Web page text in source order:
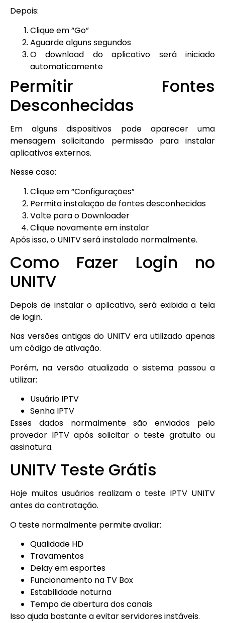
Depois:
Clique em “Go”
Aguarde alguns segundos
O download do aplicativo será iniciado
automaticamente
Permitir Fontes
Desconhecidas
Em alguns dispositivos pode aparecer uma
mensagem solicitando permissão para instalar
aplicativos externos.
Nesse caso:
Clique em “Configurações”
Permita instalação de fontes desconhecidas
Volte para o Downloader
Clique novamente em instalar
Após isso, o UNITV será instalado normalmente.
Como Fazer Login no
UNITV
Depois de instalar o aplicativo, será exibida a tela
de login.
Nas versões antigas do UNITV era utilizado apenas
um código de ativação.
Porém, na versão atualizada o sistema passou a
utilizar:
Usuário IPTV
Senha IPTV
Esses dados normalmente são enviados pelo
provedor IPTV após solicitar o teste gratuito ou
assinatura.
UNITV Teste Grátis
Hoje muitos usuários realizam o teste IPTV UNITV
antes da contratação.
O teste normalmente permite avaliar:
Qualidade HD
Travamentos
Delay em esportes
Funcionamento na TV Box
Estabilidade noturna
Tempo de abertura dos canais
Isso ajuda bastante a evitar servidores instáveis.